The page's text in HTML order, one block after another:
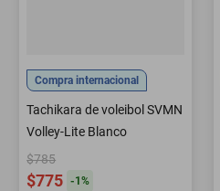
Compra internacional
Tachikara de voleibol SVMN
Volley-Lite Blanco
$785
$775 -1%